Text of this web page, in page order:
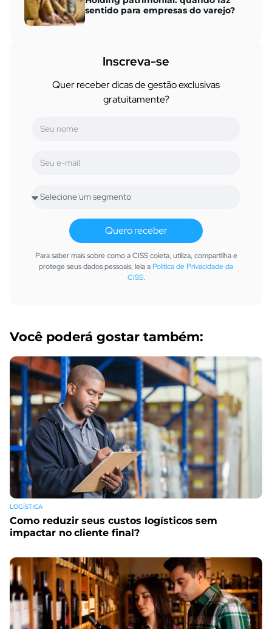
sentido para empresas do varejo?
Inscreva-se
Quer receber dicas de gestão exclusivas
gratuitamente?
Quero receber
Para saber mais sobre como a CISS coleta, utiliza, compartilha e
protege seus dados pessoais, leia a Política de Privacidade da
CISS.
Você poderá gostar também:
LOGÍSTICA
Como reduzir seus custos logísticos sem
impactar no cliente final?